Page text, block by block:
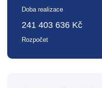
Doba realizace
241 403 636 Kč
Rozpočet